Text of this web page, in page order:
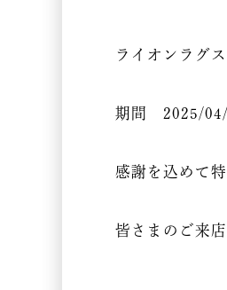
ライオンラグ
期間 2025/
感謝を込めて
皆さまのご来